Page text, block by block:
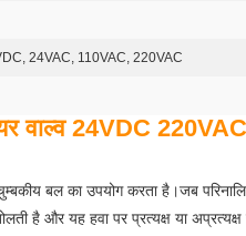
24VAC, 110VAC, 220VAC
वाल्व 24VDC 220VAC
बल का उपयोग करता है।जब
है और यह हवा पर प्रत्यक्ष या